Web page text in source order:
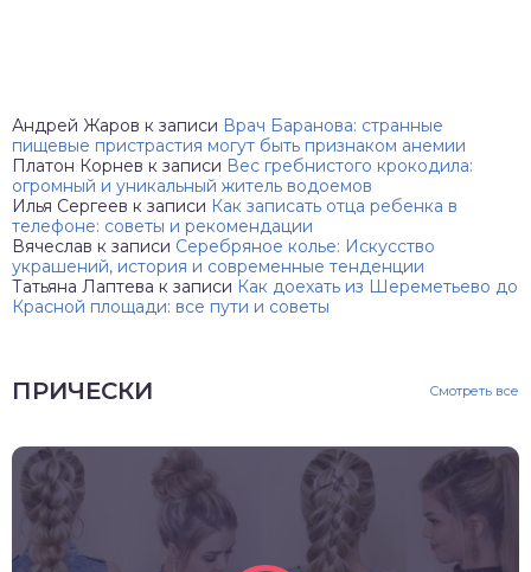
Андрей Жаров к записи Врач Баранова: странные
пищевые пристрастия могут быть признаком анемии
Платон Корнев к записи Вес гребнистого крокодила:
огромный и уникальный житель водоемов
Илья Сергеев к записи Как записать отца ребенка в
телефоне: советы и рекомендации
Вячеслав к записи Серебряное колье: Искусство
украшений, история и современные тенденции
Татьяна Лаптева к записи Как доехать из Шереметьево до
Красной площади: все пути и советы
ПРИЧЕСКИ Смотреть все